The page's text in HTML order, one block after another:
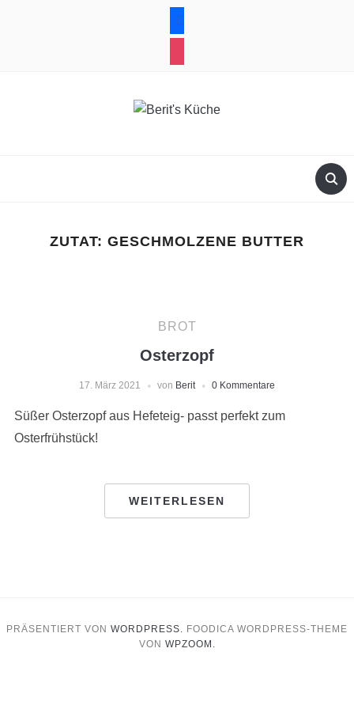
ZUTAT: GESCHMOLZENE BUTTER
BROT
Osterzopf
17. März 2021 von Berit 0 Kommentare
Süßer Osterzopf aus Hefeteig- passt perfekt zum
Osterfrühstück!
WEITERLESEN
PRÄSENTIERT VON WORDPRESS. FOODICA WORDPRESS-THEME
VON WPZOOM.